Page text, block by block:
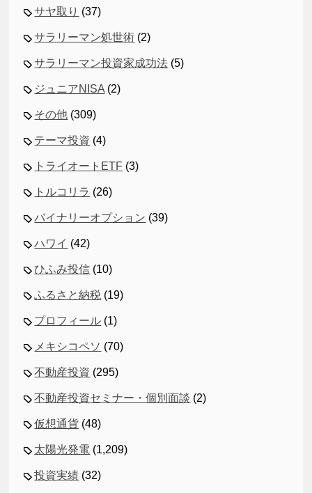
サヤ取り (37)
サラリーマン処世術 (2)
サラリーマン投資家成功法 (5)
ジュニアNISA (2)
その他 (309)
テーマ投資 (4)
トライオートETF (3)
トルコリラ (26)
バイナリーオプション (39)
ハワイ (42)
ひふみ投信 (10)
ふるさと納税 (19)
プロフィール (1)
メキシコペソ (70)
不動産投資 (295)
不動産投資セミナー・個別面談 (2)
仮想通貨 (48)
太陽光発電 (1,209)
投資実績 (32)